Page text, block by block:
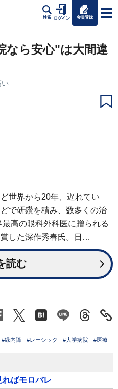
検索 ログイン 会員登録
なら安心"は大間違
世界から20年、遅れてい
で研鑽を積み、数多くの治
高の眼科外科医に贈られる
した深作秀春氏。日…
読む
#緑内障 #レーシック #大学病院 #医療
ばモロバレ